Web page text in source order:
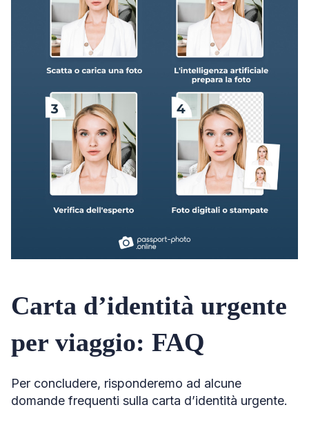
Carta d’identità urgente
per viaggio: FAQ
Per concludere, risponderemo ad alcune
domande frequenti sulla carta d’identità urgente.